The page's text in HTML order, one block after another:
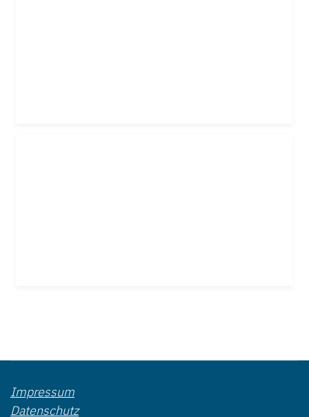
Impressum
Datenschutz